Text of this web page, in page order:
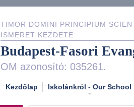
TIMOR DOMINI PRINCIPIUM
ISMERET KEZDETE
Budapest-Fasori
OM azonosító: 035261.
Kezdőlap Iskolánkról - Our School